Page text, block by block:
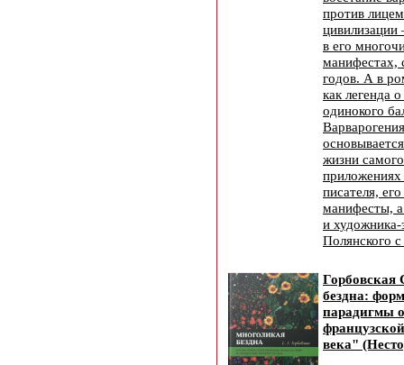
против
в его
манифестах,
годов. А в
как легенда
одинокого
жизни
писателя,
манифесты, а
и
Полянского
бездна:
парадигмы
века"